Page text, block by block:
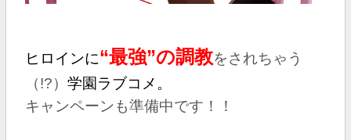
ヒロインに“最強”の調教をされちゃう
（!?） 学園ラブコメ。
キャンペーンも準備中です！！